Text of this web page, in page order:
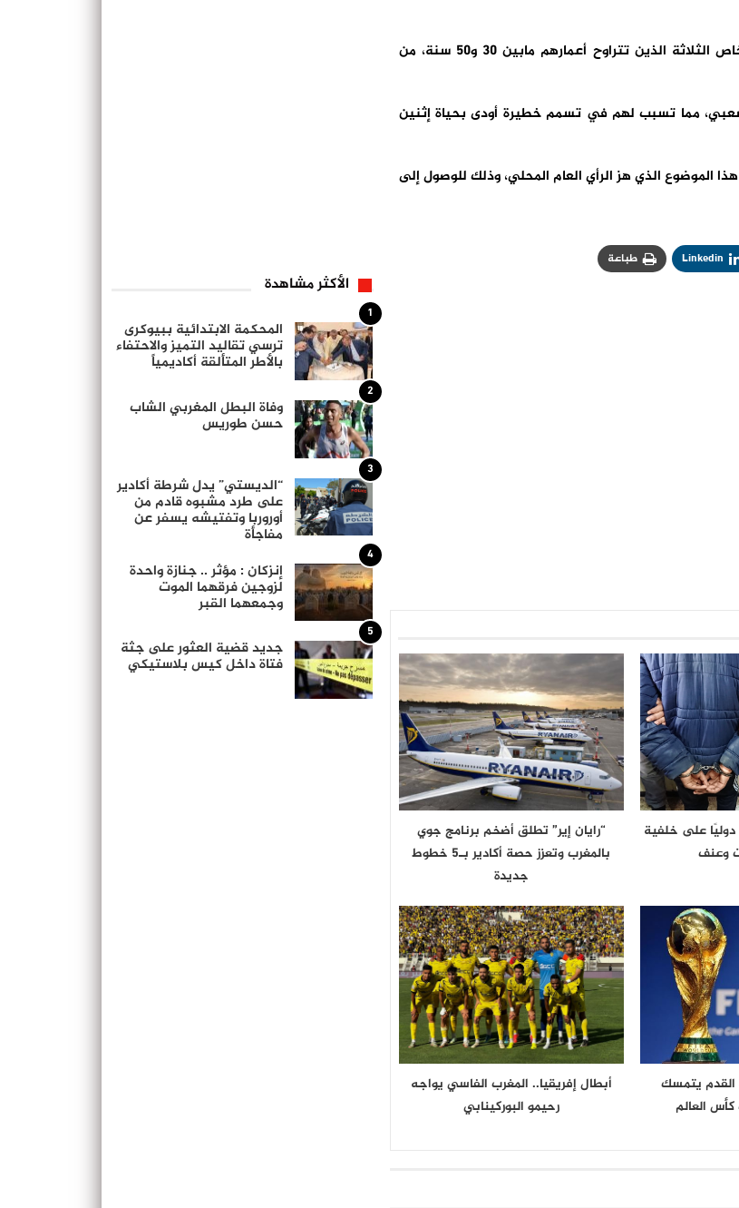
وأظهرت الأبحاث الأولية التي باشرتها المصالح الأمنية، أن الأشخاص الثلاثة الذين تتراوح أعمارهم مابين 30 و50 سنة، من
مما تسبب لهم في تسمم خطيرة أودى بحياة إثنين
الموضوع الذي هز الرأي العام المحلي، وذلك للوصول إلى
Linkedin طباعة
على خلفية
وعنف
“رايان إير” تطلق أضخم برنامج جوي
بالمغرب وتعزز حصة أكادير بـ5 خطوط
جديدة
القدم يتمسك
العالم
أبطال إفريقيا.. المغرب الفاسي يواجه
رحيمو البوركينابي
الأكثر مشاهدة
1
المحكمة الابتدائية ببيوكرى
ترسي تقاليد التميز والاحتفاء
بالأطر المتألقة أكاديمياً
2
وفاة البطل المغربي الشاب
حسن طوريس
3
“الديستي” يدل شرطة أكادير
على طرد مشبوه قادم من
أوروربا وتفتيشه يسفر عن
مفاجأة
4
إنزكان : مؤثر .. جنازة واحدة
لزوجين فرقهما الموت
وجمعهما القبر
5
جديد قضية العثور على جثة
فتاة داخل كيس بلاستيكي